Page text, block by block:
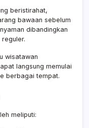
beristirahat,
bawaan sebelum
dibandingkan
wisatawan
langsung memulai
berbagai tempat.
meliputi: